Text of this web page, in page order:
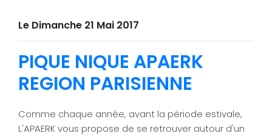
Le Dimanche 21 Mai 2017
PIQUE NIQUE APAERK
REGION PARISIENNE
Comme chaque année, avant la période estivale,
L'APAERK vous propose de se retrouver autour d'un